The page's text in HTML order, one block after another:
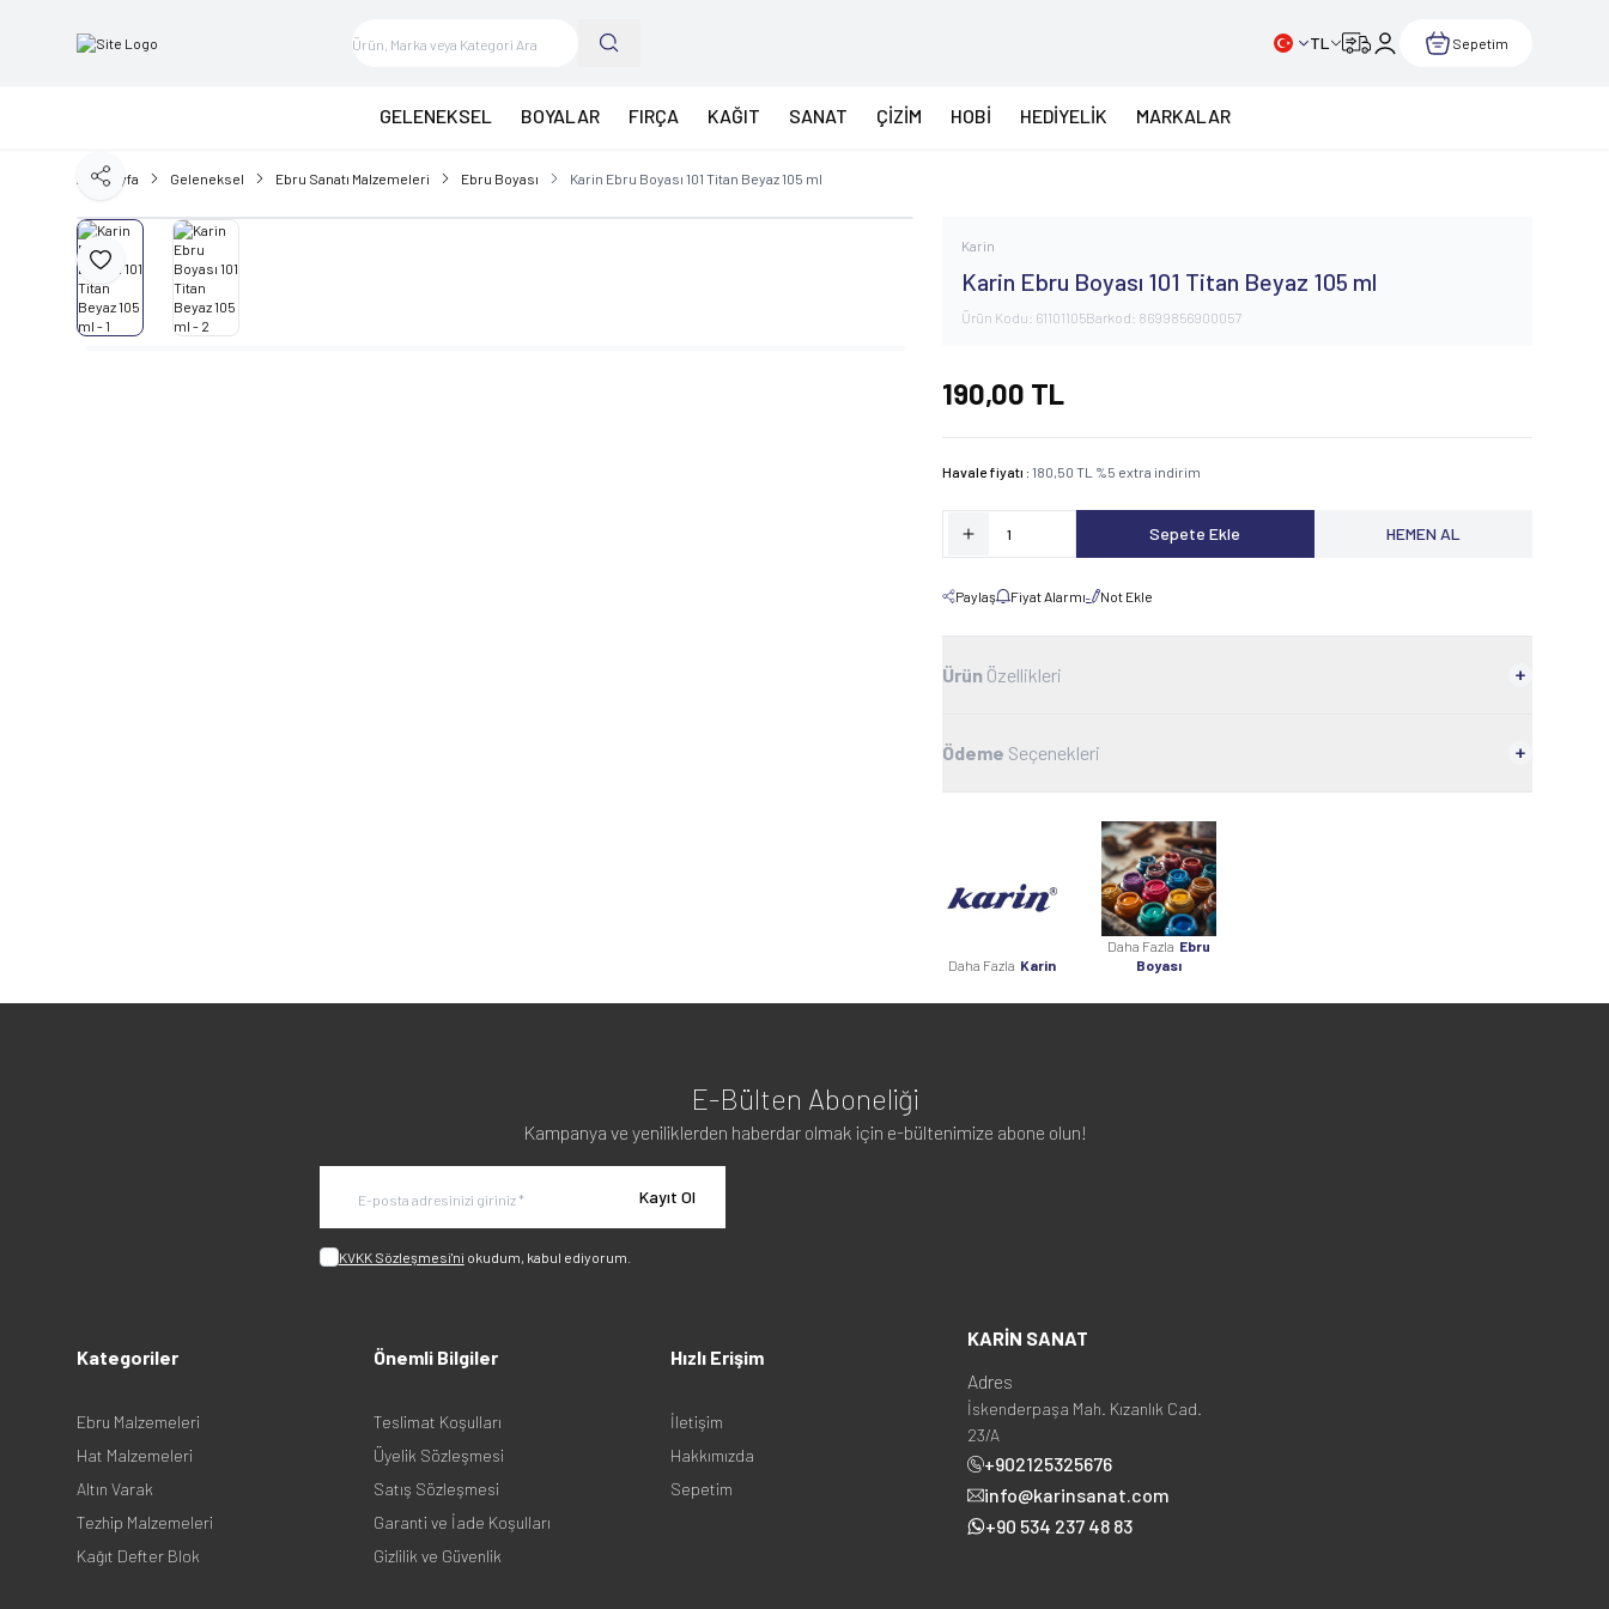
TL Sepetim
GELENEKSEL BOYALAR FIRÇA KAĞIT SANAT ÇİZİM HOBİ HEDİYELİK MARKALAR
Ana Sayfa Geleneksel Ebru Sanatı Malzemeleri Ebru Boyası Karin Ebru Boyası 101 Titan Beyaz 105 ml
Favoriye Ekle
Paylaş
Karin
Karin Ebru Boyası 101 Titan Beyaz 105 ml
Ürün Kodu: 61101105Barkod: 8699856900057
190,00 TL
Havale fiyatı :180,50 TL %5 extra indirim
Sepete Ekle HEMEN AL
Paylaş Fiyat Alarmı Not Ekle
Ürün Özellikleri
Ödeme Seçenekleri
Daha Fazla Karin
Daha Fazla Ebru
Boyası
E-Bülten Aboneliği
Kampanya ve yeniliklerden haberdar olmak için e-bültenimize abone olun!
Kayıt Ol
KVKK Sözleşmesi'ni okudum, kabul ediyorum.
Kategoriler
Ebru Malzemeleri
Hat Malzemeleri
Altın Varak
Tezhip Malzemeleri
Kağıt Defter Blok
Önemli Bilgiler
Teslimat Koşulları
Üyelik Sözleşmesi
Satış Sözleşmesi
Garanti ve İade Koşulları
Gizlilik ve Güvenlik
Hızlı Erişim
İletişim
Hakkımızda
Sepetim
KARİN SANAT
Adres
İskenderpaşa Mah. Kızanlık Cad.
23/A
+902125325676
info@karinsanat.com
+90 534 237 48 83